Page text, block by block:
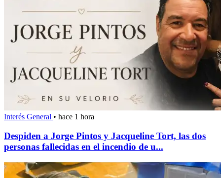
Interés General • hace 1 hora
Despiden a Jorge Pintos y Jacqueline Tort, las dos
personas fallecidas en el incendio de u...